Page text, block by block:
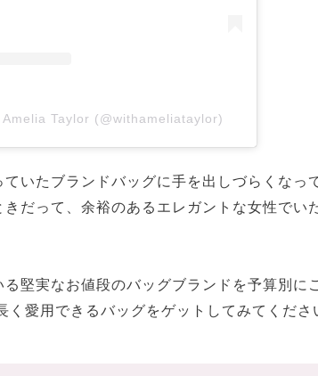
Taylor (@withameliataylor)
いたブランドバッグに手を出しづらくなっ
だって、余裕のあるエレガントな女性でい
堅実なお値段のバッグブランドを予算別に
愛用できるバッグをゲットしてみてくださ